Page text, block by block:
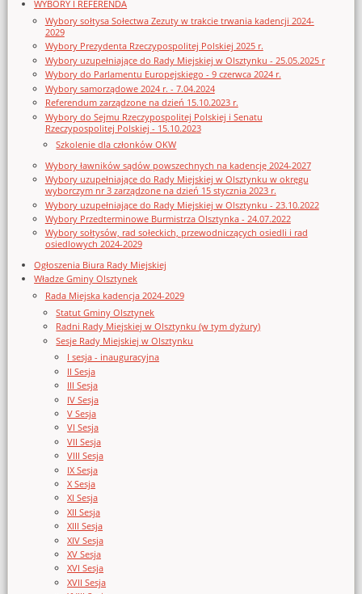
WYBORY I REFERENDA
Wybory sołtysa Sołectwa Zezuty w trakcie trwania kadencji 2024-
2029
Wybory Prezydenta Rzeczypospolitej Polskiej 2025 r.
Wybory uzupełniające do Rady Miejskiej w Olsztynku - 25.05.2025 r
Wybory do Parlamentu Europejskiego - 9 czerwca 2024 r.
Wybory samorządowe 2024 r. - 7.04.2024
Referendum zarządzone na dzień 15.10.2023 r.
Wybory do Sejmu Rzeczypospolitej Polskiej i Senatu
Rzeczypospolitej Polskiej - 15.10.2023
Szkolenie dla członków OKW
Wybory ławników sądów powszechnych na kadencję 2024-2027
Wybory uzupełniające do Rady Miejskiej w Olsztynku w okręgu
wyborczym nr 3 zarządzone na dzień 15 stycznia 2023 r.
Wybory uzupełniające do Rady Miejskiej w Olsztynku - 23.10.2022
Wybory Przedterminowe Burmistrza Olsztynka - 24.07.2022
Wybory sołtysów, rad sołeckich, przewodniczących osiedli i rad
osiedlowych 2024-2029
Ogłoszenia Biura Rady Miejskiej
Władze Gminy Olsztynek
Rada Miejska kadencja 2024-2029
Statut Gminy Olsztynek
Radni Rady Miejskiej w Olsztynku (w tym dyżury)
Sesje Rady Miejskiej w Olsztynku
I sesja - inauguracyjna
II Sesja
III Sesja
IV Sesja
V Sesja
VI Sesja
VII Sesja
VIII Sesja
IX Sesja
X Sesja
XI Sesja
XII Sesja
XIII Sesja
XIV Sesja
XV Sesja
XVI Sesja
XVII Sesja